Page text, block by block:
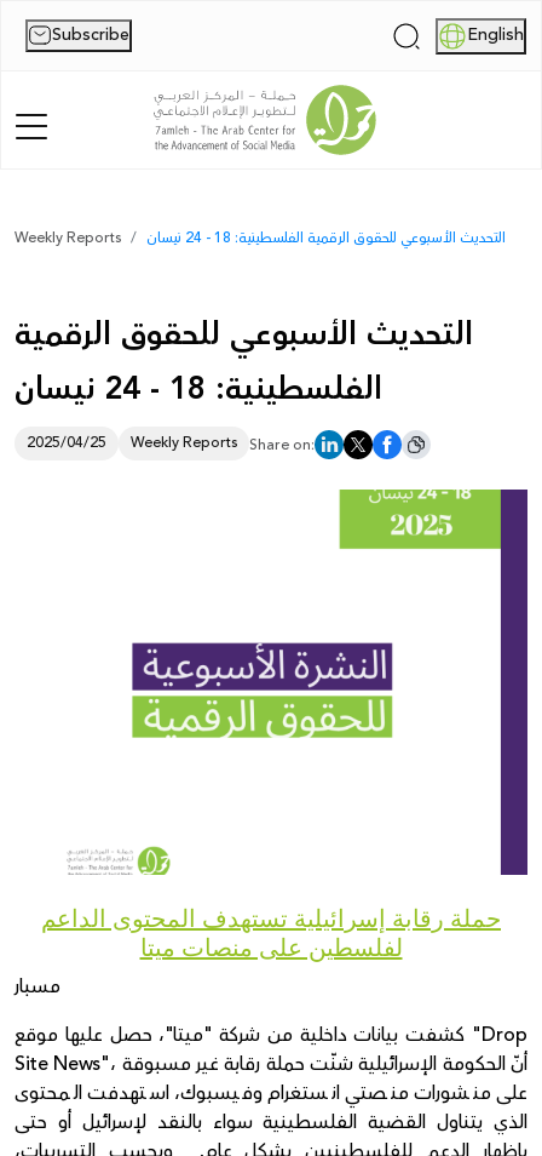
Subscribe | English
Home
News
Publications
Reports
Weekly Reports التحديث الأسبوعي للحقوق الرقمية الفلسطينية: 18 - 24 نيسان
التحديث الأسبوعي للحقوق الرقمية
الفلسطينية: 18 - 24 نيسان
2025/04/25 Weekly Reports Share on:
حملة رقابة إسرائيلية تستهدف المحتوى الداعم
لفلسطين على منصات ميتا
مسبار
كشفت بيانات داخلية من شركة "ميتا"، حصل عليها موقع "Drop
Site News"، أنّ الحكومة الإسرائيلية شنّت حملة رقابة غير مسبوقة
على منشورات منصتي انستغرام وفيسبوك، استهدفت المحتوى
الذي يتناول القضية الفلسطينية سواء بالنقد لإسرائيل أو حتى